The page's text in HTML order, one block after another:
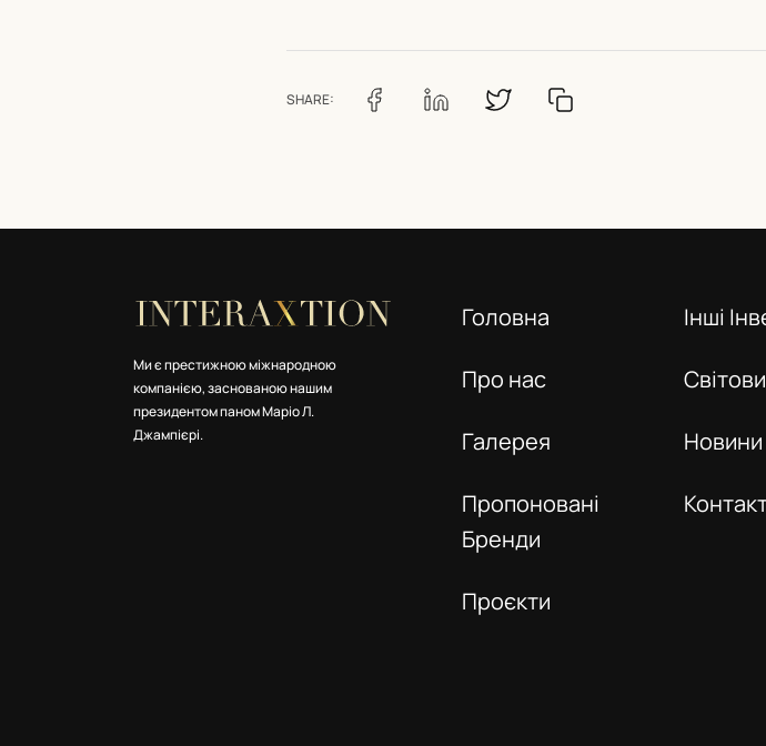
SHARE:
Ми є престижною міжнародною
компанією, заснованою нашим
президентом паном Маріо Л.
Джампієрі.
Головна
Про нас
Галерея
Пропоновані
Бренди
Проєкти
Інші
Новини